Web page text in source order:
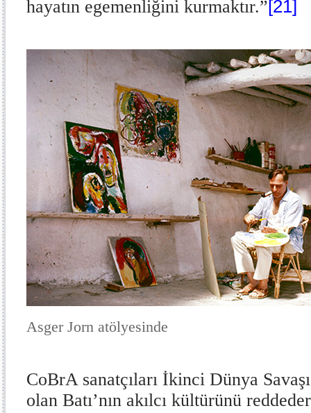
hayatın egemenliğini kurmaktır.”[21]
Asger Jorn atölyesinde
CoBrA sanatçıları İkinci Dünya
olan Batı’nın akılcı kültürünü